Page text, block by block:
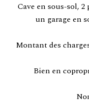
Cave en sous-sol,
un garage en
Montant des
Bien en